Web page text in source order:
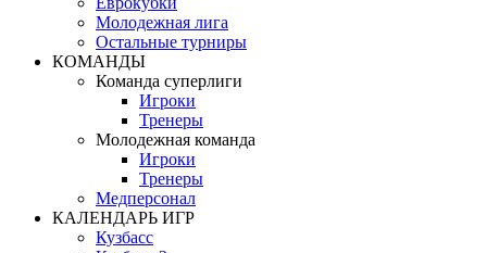
Молодежная лига
Остальные турниры
КОМАНДЫ
Команда суперлиги
Игроки
Тренеры
Молодежная команда
Игроки
Тренеры
Медперсонал
КАЛЕНДАРЬ ИГР
Кузбасс